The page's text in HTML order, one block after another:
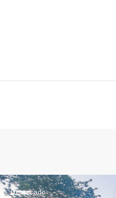
Destacado